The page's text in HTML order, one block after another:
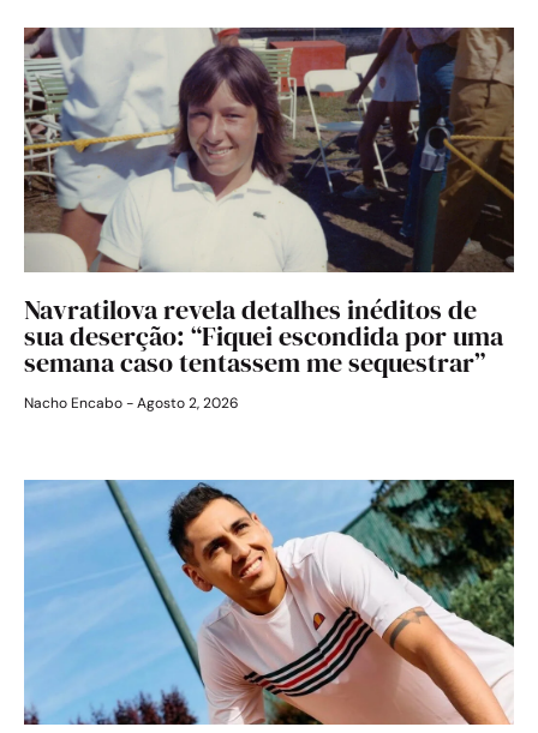
Navratilova revela detalhes inéditos de
sua deserção: “Fiquei escondida por uma
semana caso tentassem me sequestrar”
Nacho Encabo Agosto 2, 2026